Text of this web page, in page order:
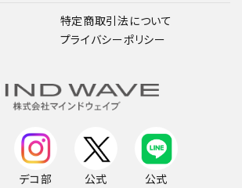
特定商取引法について
プライバシーポリシー
デコ部 公式 公式